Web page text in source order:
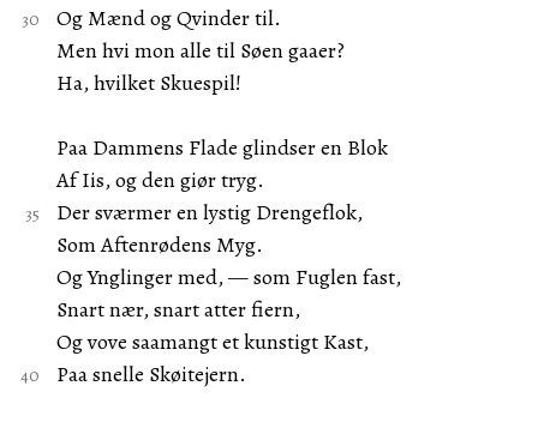
Og Mænd og Qvinder til.
Men hvi mon alle til Søen gaaer?
Ha, hvilket Skuespil!
Paa Dammens Flade glindser en Blok
Af Iis, og den giør tryg.
Der sværmer en lystig Drengeflok,
Som Aftenrødens Myg.
Og Ynglinger med, — som Fuglen fast,
Snart nær, snart atter fiern,
Og vove saamangt et kunstigt Kast,
Paa snelle Skøitejern.